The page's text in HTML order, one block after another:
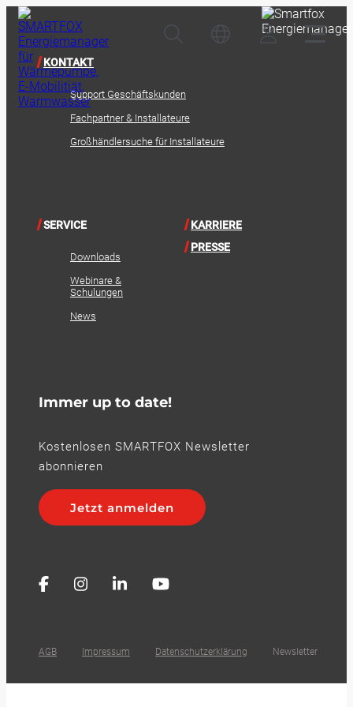
KONTAKT
Support Geschäftskunden
Fachpartner & Installateure
Großhändlersuche für Installateure
SERVICE
Downloads
Webinare &
Schulungen
News
KARRIERE
PRESSE
Immer up to date!
Kostenlosen SMARTFOX Newsletter
abonnieren
Jetzt anmelden
AGB Impressum Datenschutzerklärung Newsletter